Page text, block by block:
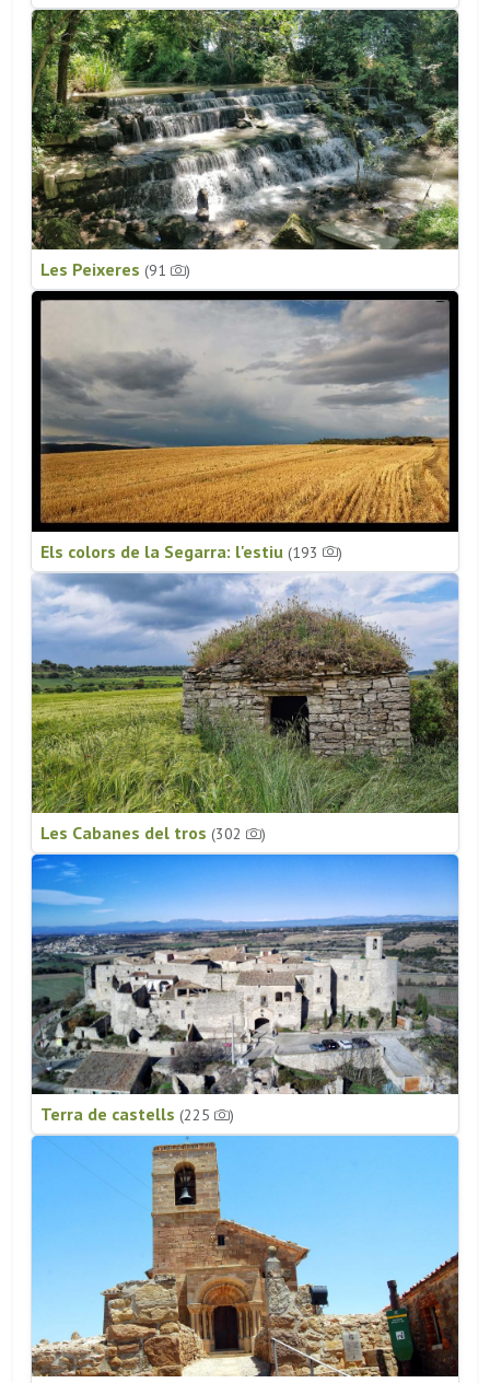
Les Peixeres (91 )
Els colors de la Segarra: l'estiu (193 )
Les Cabanes del tros (302 )
Terra de castells (225 )